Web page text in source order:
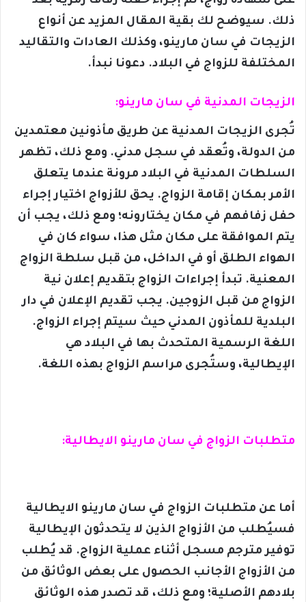
ذلك. سيوضح لك بقية المقال المزيد عن أنواع
الزيجات في سان مارينو، وكذلك العادات والتقاليد
المختلفة للزواج في البلاد. دعونا نبدأ.
الزيجات المدنية في سان مارينو:
تُجرى الزيجات المدنية عن طريق مأذونين معتمدين
من الدولة، وتُعقد في سجل مدني. ومع ذلك، تظهر
السلطات المدنية في البلاد مرونة عندما يتعلق
الأمر بمكان إقامة الزواج. يحق للأزواج اختيار إجراء
حفل زفافهم في مكان يختارونه؛ ومع ذلك، يجب أن
يتم الموافقة على مكان مثل هذا، سواء كان في
الهواء الطلق أو في الداخل، من قبل سلطة الزواج
المعنية. تبدأ إجراءات الزواج بتقديم إعلان نية
الزواج من قبل الزوجين. يجب تقديم الإعلان في دار
البلدية للمأذون المدني حيث سيتم إجراء الزواج.
اللغة الرسمية المتحدث بها في البلاد هي
الإيطالية، وستُجرى مراسم الزواج بهذه اللغة.
متطلبات الزواج في سان مارينو الايطالية:
أما عن متطلبات الزواج في سان مارينو الايطالية
فسيُطلب من الأزواج الذين لا يتحدثون الإيطالية
توفير مترجم مسجل أثناء عملية الزواج. قد يُطلب
من الأزواج الأجانب الحصول على بعض الوثائق من
بلادهم الأصلية؛ ومع ذلك، قد تصدر هذه الوثائق